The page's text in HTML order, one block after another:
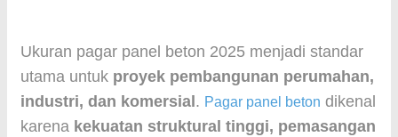
Ukuran pagar panel beton 2025 menjadi standar
utama untuk proyek pembangunan perumahan,
industri, dan komersial . Pagar panel beton dikenal
karena kekuatan struktural tinggi, pemasangan